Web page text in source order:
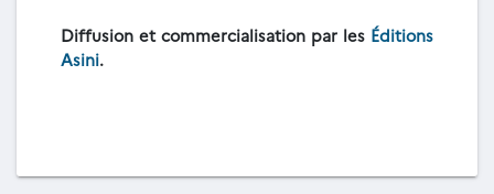
Diffusion et commercialisation par les Éditions
Asini.